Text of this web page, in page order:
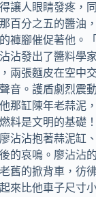
讓人眼睛發疼，
百分之五的醬油
褲腳催促著他。
沾發出了醬料
兩張麵皮在空
音。護盾劇烈震
那缸陳年老蒜泥
料是文明的基礎
沾沾抱著蒜泥缸
的哀鳴。廖沾沾
舊的掀背車，
來比他車子尺寸